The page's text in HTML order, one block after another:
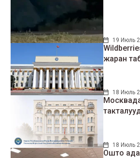
19 Июль
Wildberries
жаран
18 Июль
Москвада Wildberries кампасындагы өрт: Жабыркаган
18 Июль
Ошто